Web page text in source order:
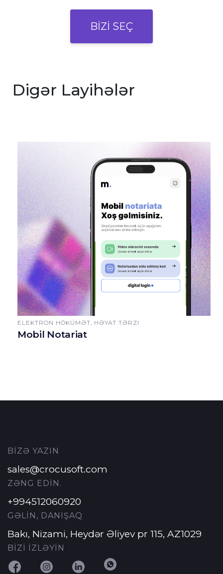
BİZİ SEÇ
Digər Layihələr
ELEKTRON HÖKÜMƏT, HƏYAT TƏRZI
Mobil Notariat
BİZƏ YAZIN
sales@crocusoft.com
ZƏNG EDİN.
+994512060920
GƏLİN, DANIŞAQ
Bakı, Nizami, Heydər Əliyev pr 115, AZ1029
BİZİ İZLƏYİN